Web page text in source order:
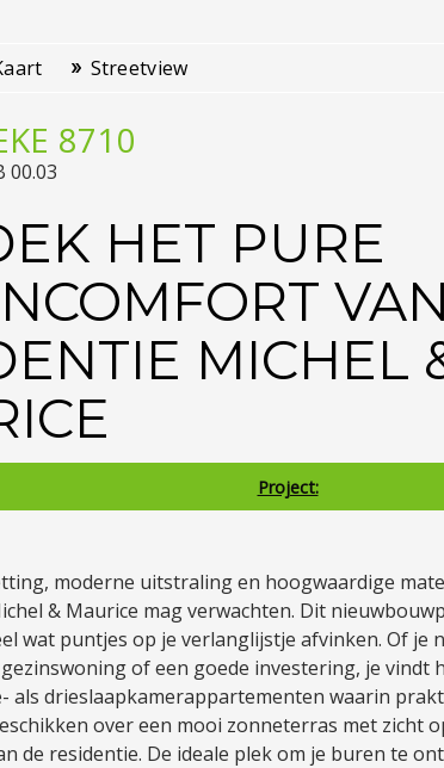
HET PURE
VAN
MICHEL
Project:
8710
00.03
Streetview
moderne uitstraling en hoogwaardige
& Maurice mag verwachten. Dit
wat puntjes op je verlanglijstje afvinken. Of je
of een goede investering, je vindt
als drieslaapkamerappartementen waarin
over een mooi zonneterras met zicht
de residentie. De ideale plek om je buren te